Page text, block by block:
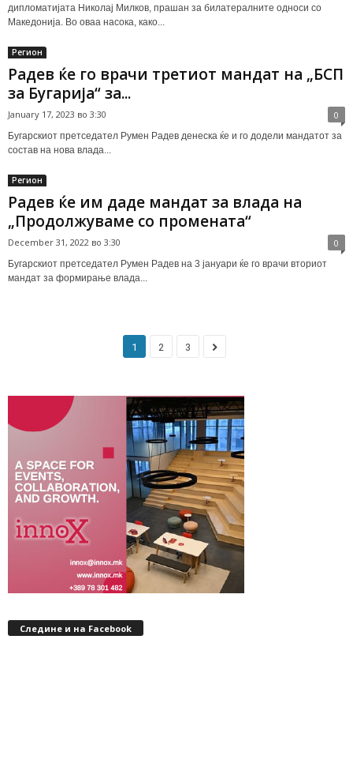
дипломатијата Николај Милков, прашан за билатералните односи со
Македонија. Во оваа насока, како...
Регион
Радев ќе го врачи третиот мандат на „БСП
за Бугарија“ за...
January 17, 2023 во 3:30 0
Бугарскиот претседател Румен Радев денеска ќе и го додели мандатот за
состав на нова влада...
Регион
Радев ќе им даде мандат за влада на
„Продолжуваме со промената“
December 31, 2022 во 3:30 0
Бугарскиот претседател Румен Радев на 3 јануари ќе го врачи вториот
мандат за формирање влада...
1 2 3
Следине и на Facebook